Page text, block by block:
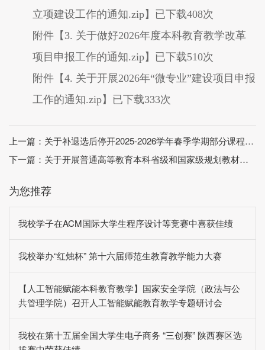
立项建设工作的通知.zip】已下载408次
附件【 3. 关于做好2026年度本科教育教学改革
项目申报工作的通知.zip】已下载510次
附件【4. 关于开展2026年“微专业”建设项目申报
工作的通知.zip】已下载333次
上一篇： 关于补退选后停开2025-2026学年春季学期部分课程的通知
下一篇： 关于开展普通高等教育本科省级和国家级规划教材推荐遴选工作的通知
为您推荐
我校学子在ACM国际大学生程序设计等竞赛中喜获佳绩
我校举办“红烛杯” 第十六届师范生教育教学能力大赛
【人工智能赋能本科教育教学】国家安全学院（政法与公
共管理学院）召开人工智能赋能教育教学专题研讨会
我校在第十五届全国大学生电子商务 “三创赛” 陕西赛区选